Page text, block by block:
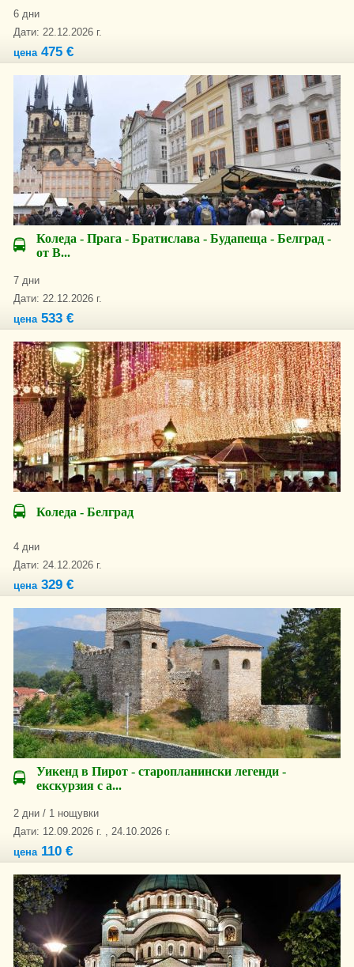
6 дни
Дати: 22.12.2026 г.
цена475 €
Коледа - Прага - Братислава - Будапеща - Белград -
от В...
7 дни
Дати: 22.12.2026 г.
цена533 €
Коледа - Белград
4 дни
Дати: 24.12.2026 г.
цена329 €
Уикенд в Пирот - старопланински легенди -
екскурзия с а...
2 дни / 1 нощувки
Дати: 12.09.2026 г. , 24.10.2026 г.
цена110 €